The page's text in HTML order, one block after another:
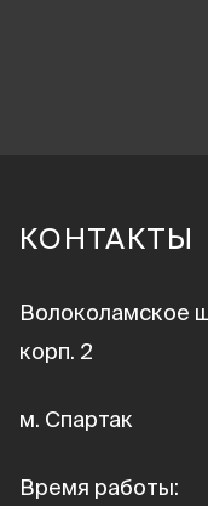
КОНТАКТЫ
Волоколамское
корп. 2
м. Спартак
Время работы: